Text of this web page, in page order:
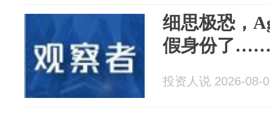
细思极恐，
假身份了
投资人说 2026-08-